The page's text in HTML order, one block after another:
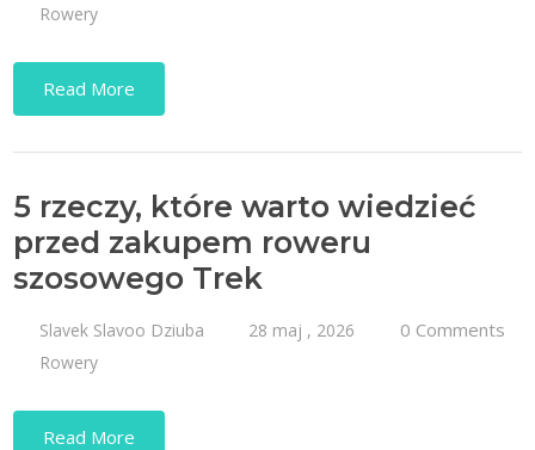
Rowery
Read More
5 rzeczy, które warto wiedzieć
przed zakupem roweru
szosowego Trek
Slavek Slavoo Dziuba 28 maj , 2026 0 Comments
Rowery
Read More